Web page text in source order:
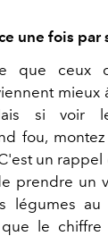
une fois par
que ceux
mieux
si voir
fou,
un
prendre un
légumes au
le chiffre